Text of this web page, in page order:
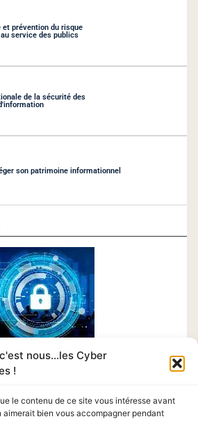
nous...les Cyber
!
le contenu de ce site vous intéresse avant
aimerait bien vous accompagner pendant
prévention du risque
service des publics
de la sécurité des
son patrimoine informationnel
le témoignage d’un expert en